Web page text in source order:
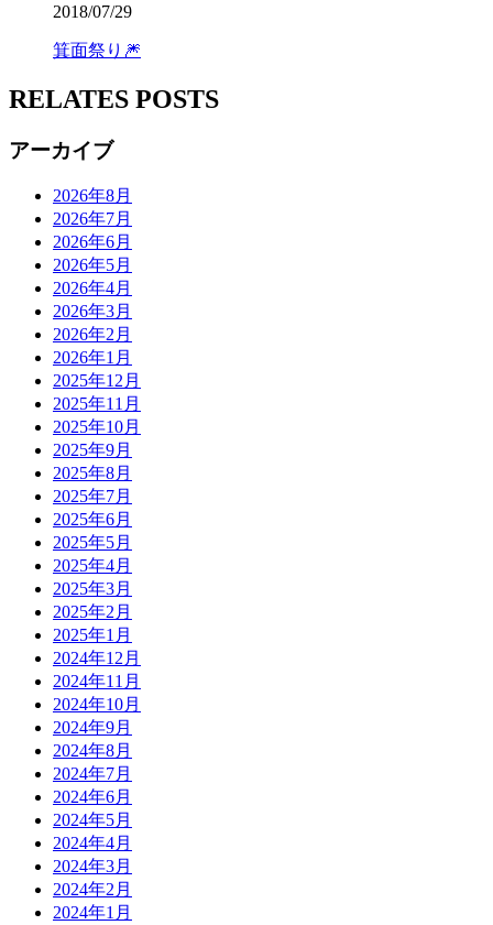
2018/07/29
箕面祭り🎆
RELATES POSTS
アーカイブ
2026年8月
2026年7月
2026年6月
2026年5月
2026年4月
2026年3月
2026年2月
2026年1月
2025年12月
2025年11月
2025年10月
2025年9月
2025年8月
2025年7月
2025年6月
2025年5月
2025年4月
2025年3月
2025年2月
2025年1月
2024年12月
2024年11月
2024年10月
2024年9月
2024年8月
2024年7月
2024年6月
2024年5月
2024年4月
2024年3月
2024年2月
2024年1月